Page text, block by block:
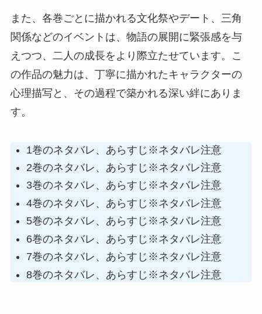
また、各巻ごとに描かれる文化祭やデート、三角
関係などのイベントは、物語の展開に緊張感を与
えつつ、二人の成長をより際立たせています。こ
の作品の魅力は、丁寧に描かれたキャラクターの
心理描写と、その過程で築かれる深い絆にありま
す。
1巻のネタバレ、あらすじ※ネタバレ注意
2巻のネタバレ、あらすじ※ネタバレ注意
3巻のネタバレ、あらすじ※ネタバレ注意
4巻のネタバレ、あらすじ※ネタバレ注意
5巻のネタバレ、あらすじ※ネタバレ注意
6巻のネタバレ、あらすじ※ネタバレ注意
7巻のネタバレ、あらすじ※ネタバレ注意
8巻のネタバレ、あらすじ※ネタバレ注意